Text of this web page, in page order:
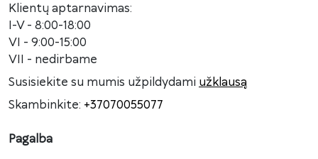
Klientų aptarnavimas:
I-V - 8:00-18:00
VI - 9:00-15:00
VII - nedirbame
Susisiekite su mumis užpildydami užklausą
Skambinkite: +37070055077
Pagalba